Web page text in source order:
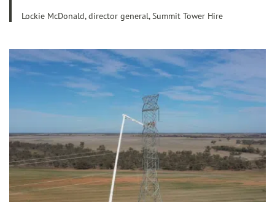
Lockie McDonald, director general, Summit Tower Hire